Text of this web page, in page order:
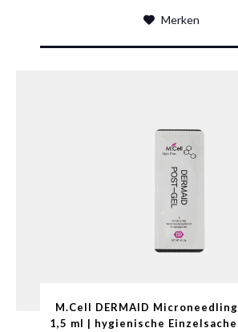
Merken
M.Cell DERMAID
1,5 ml | hygienische